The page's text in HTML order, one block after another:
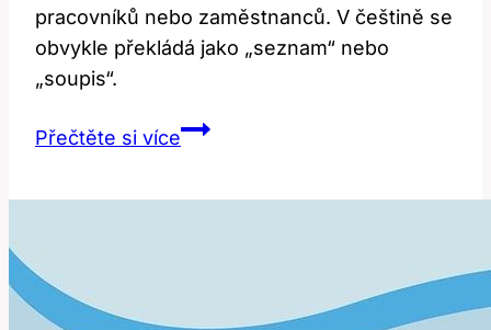
pracovníků nebo zaměstnanců. V češtině se
obvykle překládá jako „seznam“ nebo
„soupis“.
Přečtěte si víceRoster: